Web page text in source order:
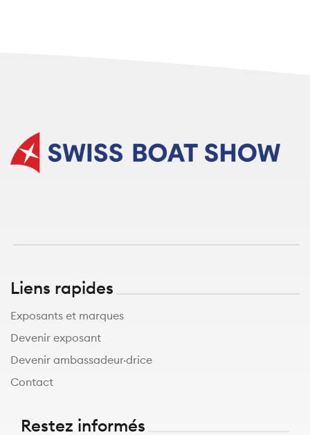
Liens rapides
Exposants et marques
Devenir exposant
Devenir ambassadeur·drice
Contact
Restez informés